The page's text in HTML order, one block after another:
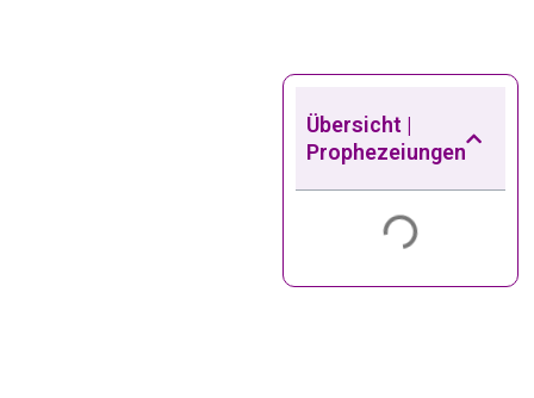
Übersicht |
Prophezeiungen